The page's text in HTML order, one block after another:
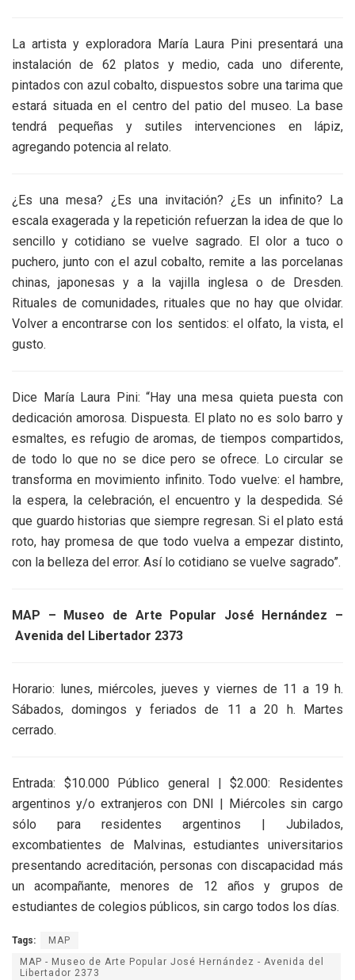
La artista y exploradora María Laura Pini presentará una
instalación de 62 platos y medio, cada uno diferente,
pintados con azul cobalto, dispuestos sobre una tarima que
estará situada en el centro del patio del museo. La base
tendrá pequeñas y sutiles intervenciones en lápiz,
agregando potencia al relato.
¿Es una mesa? ¿Es una invitación? ¿Es un infinito? La
escala exagerada y la repetición refuerzan la idea de que lo
sencillo y cotidiano se vuelve sagrado. El olor a tuco o
puchero, junto con el azul cobalto, remite a las porcelanas
chinas, japonesas y a la vajilla inglesa o de Dresden.
Rituales de comunidades, rituales que no hay que olvidar.
Volver a encontrarse con los sentidos: el olfato, la vista, el
gusto.
Dice María Laura Pini: “Hay una mesa quieta puesta con
dedicación amorosa. Dispuesta. El plato no es solo barro y
esmaltes, es refugio de aromas, de tiempos compartidos,
de todo lo que no se dice pero se ofrece. Lo circular se
transforma en movimiento infinito. Todo vuelve: el hambre,
la espera, la celebración, el encuentro y la despedida. Sé
que guardo historias que siempre regresan. Si el plato está
roto, hay promesa de que todo vuelva a empezar distinto,
con la belleza del error. Así lo cotidiano se vuelve sagrado”.
MAP – Museo de Arte Popular José Hernández –
Avenida del Libertador 2373
Horario: lunes, miércoles, jueves y viernes de 11 a 19 h.
Sábados, domingos y feriados de 11 a 20 h. Martes
cerrado.
Entrada: $10.000 Público general | $2.000: Residentes
argentinos y/o extranjeros con DNI | Miércoles sin cargo
sólo para residentes argentinos | Jubilados,
excombatientes de Malvinas, estudiantes universitarios
presentando acreditación, personas con discapacidad más
un acompañante, menores de 12 años y grupos de
estudiantes de colegios públicos, sin cargo todos los días.
Tags:
MAP
MAP - Museo de Arte Popular José Hernández - Avenida del
Libertador 2373